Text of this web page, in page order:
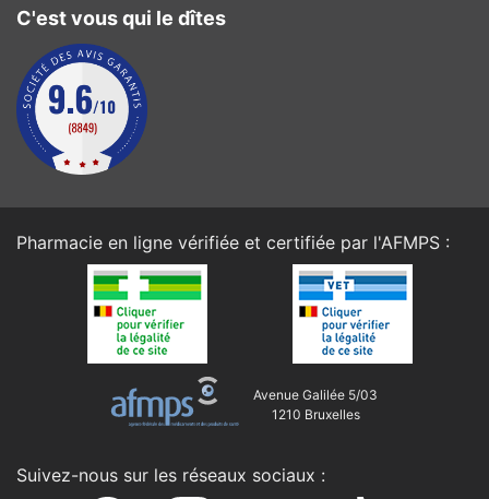
C'est vous qui le dîtes
Pharmacie en ligne vérifiée et certifiée par l'AFMPS :
Avenue Galilée 5/03
1210 Bruxelles
Suivez-nous sur les réseaux sociaux :